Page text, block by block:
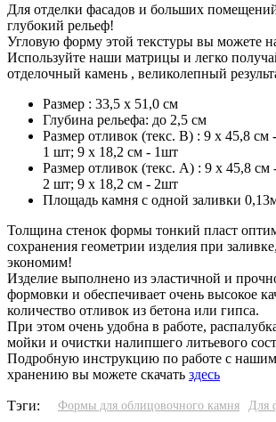
Для отделки фасадов и больших
глубокий рельеф!
Угловую форму этой текстуры вы можете
Используйте наши матрицы и легко
отделочный камень , великолепный
Размер : 33,5 х 51,0 см
Глубина рельефа: до 2,5 см
Размер отливок (текс. B) : 9 х 45,8
1 шт; 9 х 18,2 см - 1шт
Размер отливок (текс. A) : 9 х 45,8
2 шт; 9 х 18,2 см - 2шт
Площадь камня с одной заливки
Толщина стенок формы тонкий пласт
сохранения геометрии изделия при
экономим!
Изделие выполнено из эластичной и
формовки и обеспечивает очень высокое
количество отливок из бетона или гипса.
При этом очень удобна в работе,
мойки и очистки налипшего литьевого
Подробную инструкцию по работе с
хранению вы можете скачать здесь
Тэги: Формы для облицовочного камня
Для